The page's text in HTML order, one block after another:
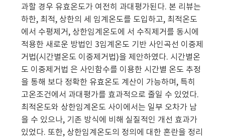
과할 경우 유효온도가 여전히 과대평가된다. 본 리뷰는
하한, 최적, 상한의 세 임계온도를 도입하고, 최적온도
에서 수평제거, 상한임계온도에 서 수직제거를 동시에
적용한 새로운 방법인 3임계온도 기반 사인곡선 이중제
거법(시간별온도 이중제거법)을 제안하였다. 시간별온
도 이중제거법 은 사인함수를 이용한 시간별 온도 추정
을 통해 보다 정확한 유효온도 계산이 가능하며, 특히
고온조건에서 과대평가를 효과적으로 줄일 수 있었다.
최적온도와 상한임계온도 사이에서는 일부 오차가 남
을 수 있으나, 기존 방식에 비해 실질적인 개선 효과가
있었다. 또한, 상한임계온도의 정의에 대한 혼란을 정리